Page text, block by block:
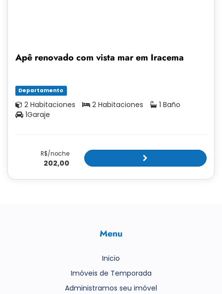
Apê renovado com vista mar em Iracema
Departamento
2 Habitaciones 2 Habitaciones
1 Baño
1Garaje
R$/noche
202,00
Menu
Inicio
Imóveis de Temporada
Administramos seu imóvel